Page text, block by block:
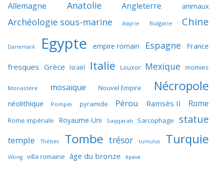
Allemagne Anatolie Angleterre animaux
Archéologie sous-marine Assyrie Bulgarie Chine
Danemark Egypte empire romain Espagne France
fresques Grèce Israël Italie Louxor Mexique momies
Monastère mosaïque Nouvel Empire Nécropole
néolithique Pompéi pyramide Pérou Ramsès II Rome
Rome impériale Royaume-Uni Saqqarah Sarcophage statue
temple Thèbes Tombe trésor tumulus Turquie
Viking villa romaine âge du bronze épave